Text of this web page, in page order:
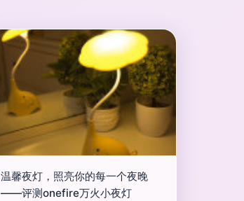
温馨夜灯，照亮你的每一个夜晚
——评测onefire万火小夜灯